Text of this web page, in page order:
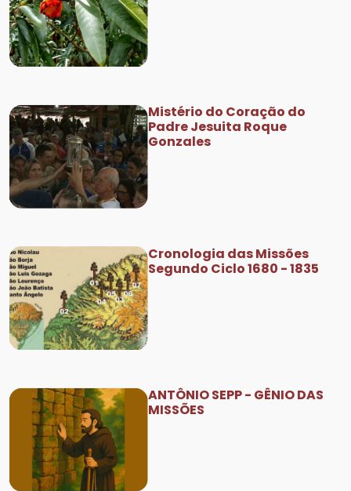
Mistério do Coração do
Padre Jesuita Roque
Gonzales
Cronologia das Missões
Segundo Ciclo 1680 - 1835
ANTÔNIO SEPP - GÊNIO DAS
MISSÕES